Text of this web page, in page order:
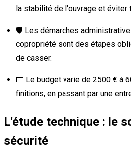
la stabilité de l'ouvrage et éviter
🛡️ Les démarches
copropriété sont des étapes
de casser.
💶 Le budget varie de 2500 € à
finitions, en passant par une
L'étude technique : le
sécurité